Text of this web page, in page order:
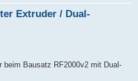
Extruder / Dual-
beim Bausatz RF2000v2 mit Dual-